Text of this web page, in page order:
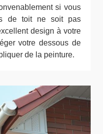
si vous
de toit ne soit pas
design à votre
votre dessous de
de la peinture.